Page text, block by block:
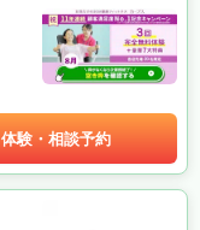
体験・相談予約